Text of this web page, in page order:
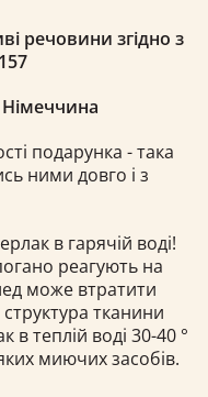
речовини згідно з
подарунка - така
ними довго і з
в гарячій воді!
реагують на
може втратити
тканини
теплій воді 30-40 °
миючих засобів.